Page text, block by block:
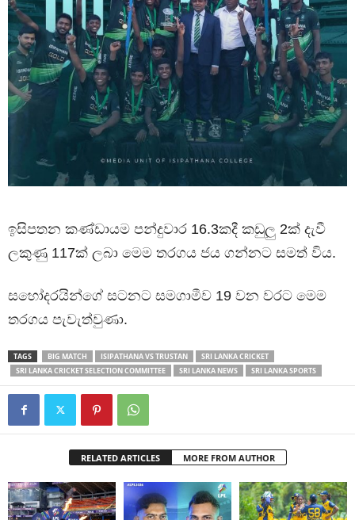
ඉසිපතන කණ්ඩායම පන්දුවාර 16.3කදී කඩුලු 2ක් දැවී
ලකුණු 117ක් ලබා මෙම තරගය ජය ගන්නට සමත් විය.
සහෝදරයින්ගේ සටනට සමගාමීව 19 වන වරට මෙම
තරගය පැවැත්වුණා.
TAGS BIG MATCH ISIPATHANA VS TRUSTAN
SRI LANKA CRICKET
SRI LANKA CRICKET SELECTION COMMITTEE
SRI LANKA NEWS SRI LANKA SPORTS
RELATED ARTICLES MORE FROM AUTHOR